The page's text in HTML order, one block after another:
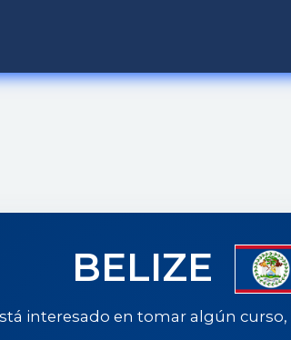
BELIZE
interesado en tomar algún